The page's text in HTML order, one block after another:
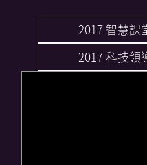
2017 智慧課
2017 科技領